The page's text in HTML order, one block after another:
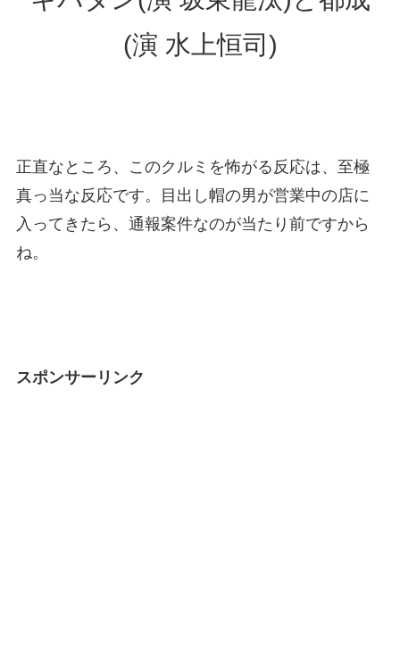
(演 水上恒司)
正直なところ、このクルミを怖がる反応は、至極
真っ当な反応です。目出し帽の男が営業中の店に
入ってきたら、通報案件なのが当たり前ですから
ね。
スポンサーリンク